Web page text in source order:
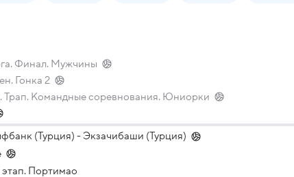
Финал. Мужчины
Гонка 2
Трап. Командные соревнования. Юниорки
(Турция) - Экзачибаши (Турция)
Портимао